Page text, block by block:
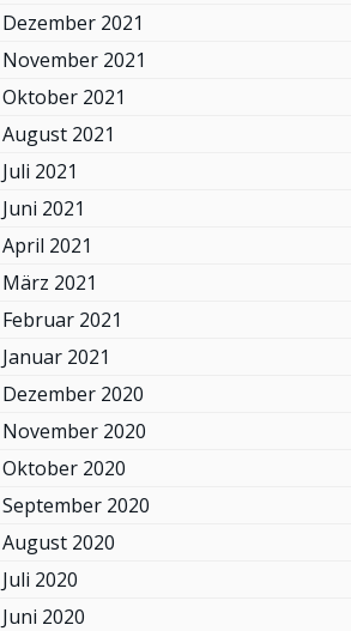
Dezember 2021
November 2021
Oktober 2021
August 2021
Juli 2021
Juni 2021
April 2021
März 2021
Februar 2021
Januar 2021
Dezember 2020
November 2020
Oktober 2020
September 2020
August 2020
Juli 2020
Juni 2020